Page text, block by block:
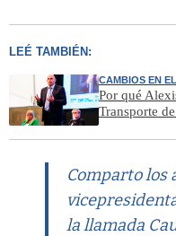
LEÉ TAMBIÉN:
CAMBIOS EN
Por qué
Transporte
Comparto los
la llamada